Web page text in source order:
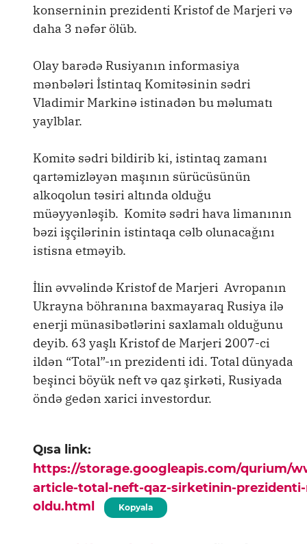
konserninin prezidenti Kristof de Marjeri və
daha 3 nəfər ölüb.
Olay barədə Rusiyanın informasiya
mənbələri İstintaq Komitəsinin sədri
Vladimir Markinə istinadən bu məlumatı
yaylblar.
Komitə sədri bildirib ki, istintaq zamanı
qartəmizləyən maşının sürücüsünün
alkoqolun təsiri altında olduğu
müəyyənləşib. Komitə sədri hava limanının
bəzi işçilərinin istintaqa cəlb olunacağını
istisna etməyib.
İlin əvvəlində Kristof de Marjeri Avropanın
Ukrayna böhranına baxmayaraq Rusiya ilə
enerji münasibətlərini saxlamalı olduğunu
deyib. 63 yaşlı Kristof de Marjeri 2007-ci
ildən “Total”-ın prezidenti idi. Total dünyada
beşinci böyük neft və qaz şirkəti, Rusiyada
öndə gedən xarici investordur.
Qısa link:
https://storage.googleapis.com/qurium/
article-total-neft-qaz-sirketinin-
oldu.html
Kopyala